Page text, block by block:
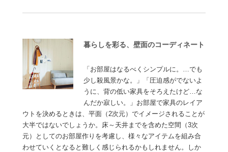
暮らしを彩る、壁面のコーディネート
「お部屋はなるべくシンプルに。…でも
少し殺風景かな。」「圧迫感がでないよ
うに、背の低い家具をそろえたけど…な
んだか寂しい。」お部屋で家具のレイア
ウトを決めるときは、平面（2次元）でイメージされることが
大半ではないでしょうか。床～天井までを含めた空間（3次
元）としてのお部屋作りを考慮し、様々なアイテムを組み合
わせていくとなると難しく感じられるかもしれません。しか